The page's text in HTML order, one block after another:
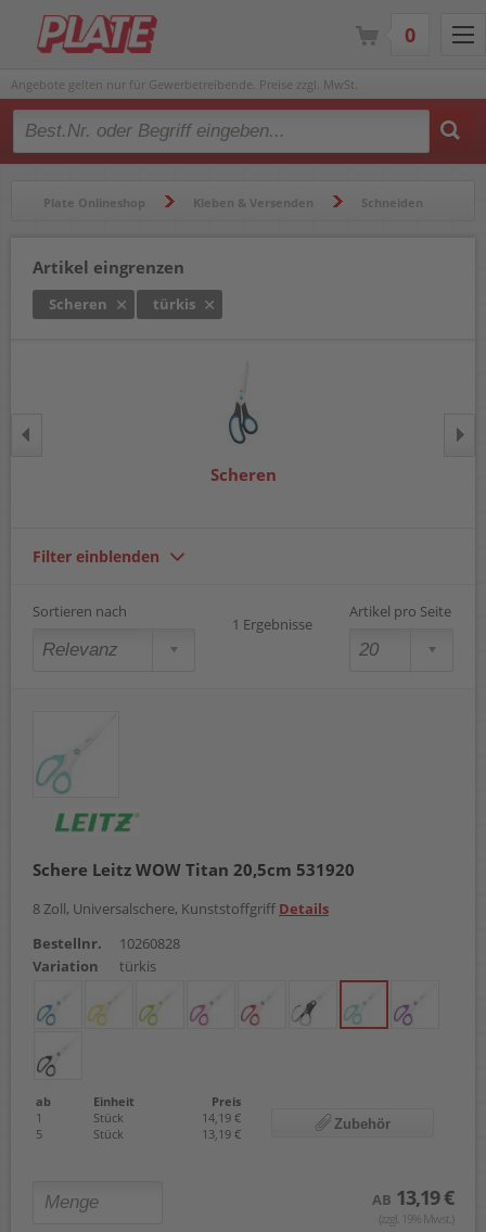
Angebote gelten nur für Gewerbetreibende. Preise zzgl. MwSt.
Type 2 or more characters for results.
Plate Onlineshop Kleben & Versenden Schneiden
Artikel eingrenzen
Scheren türkis
Scheren
Filter einblenden
Sortieren nach
1 Ergebnisse
Artikel pro Seite
Schere Leitz WOW Titan 20,5cm 531920
8 Zoll, Universalschere, Kunststoffgriff Details
Bestellnr.
10260828
Variation
türkis
ab Einheit
Preis
1
Stück
14,19 €
5
Stück 13,19 €
Zubehör
AB 13,19 €
(zzgl. 19% Mwst.)
0